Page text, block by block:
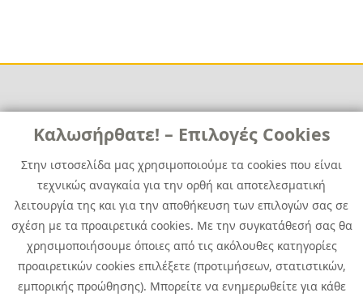
Καλωσήρθατε! – Επιλογές Cookies
Στην ιστοσελίδα μας χρησιμοποιούμε τα cookies που είναι
τεχνικώς αναγκαία για την ορθή και αποτελεσματική
λειτουργία της και για την αποθήκευση των επιλογών σας σε
σχέση με τα προαιρετικά cookies. Με την συγκατάθεσή σας θα
χρησιμοποιήσουμε όποιες από τις ακόλουθες κατηγορίες
προαιρετικών cookies επιλέξετε (προτιμήσεων, στατιστικών,
εμπορικής προώθησης). Μπορείτε να ενημερωθείτε για κάθε
Χρήσιμα
News
Media Kit
Career
Quest Group